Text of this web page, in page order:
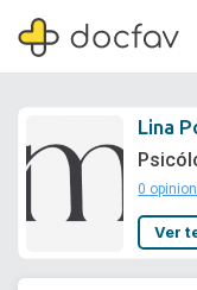
Lina
0
Ver